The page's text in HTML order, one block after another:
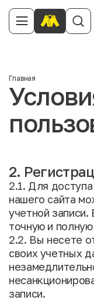
Главная
2.
2.1. Для
нашего сайта
учетной
точную и
2.2. Вы несете
своих учетных
записи.